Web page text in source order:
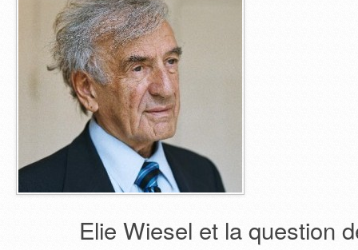
Elie Wiesel et la question